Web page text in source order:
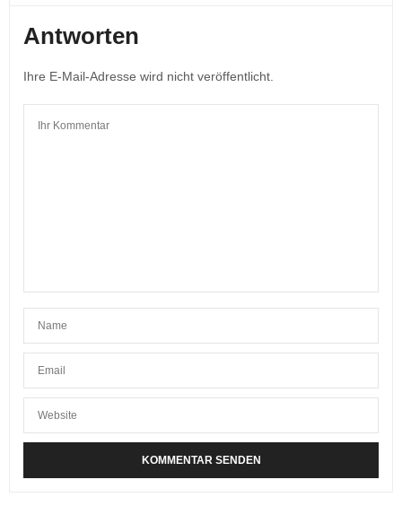
Antworten
Ihre E-Mail-Adresse wird nicht veröffentlicht.